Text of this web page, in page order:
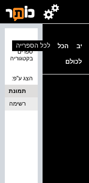
יב הכל
לכולם
ספרים
בקטגוריה
לכל הספרייה
הצג ע''פ:
תמונת
כריכה
רשימה